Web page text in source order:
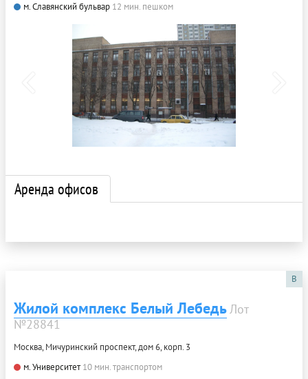
м. Славянский бульвар 12 мин. пешком
Аренда офисов
B
Жилой комплекс Белый ЛебедьЛот
№28841
Москва, Мичуринский проспект, дом 6, корп. 3
м. Университет 10 мин. транспортом